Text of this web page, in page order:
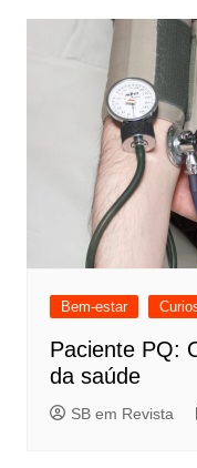
Bem-estar
Paciente PQ:
da saúde
SB em Revista